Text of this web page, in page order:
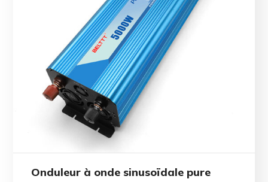
Onduleur à onde sinusoïdale pure